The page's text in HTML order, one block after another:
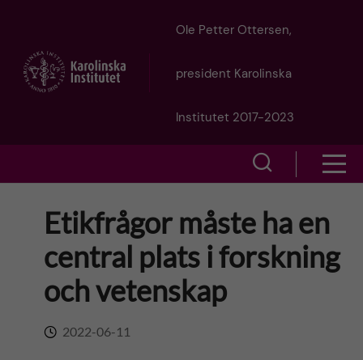
t
Ole Petter Ottersen,
president Karolinska
Institutet 2017-2023
o
w
o
Etikfrågor måste ha en
central plats i forskning
och vetenskap
2022-06-11